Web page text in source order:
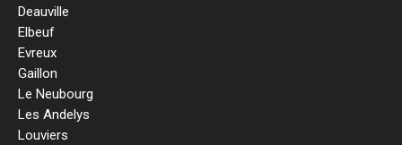
Deauville
Elbeuf
Evreux
Gaillon
Le Neubourg
Les Andelys
Louviers